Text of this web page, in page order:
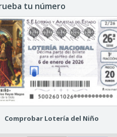
tu número
Comprobar Lotería del Niño